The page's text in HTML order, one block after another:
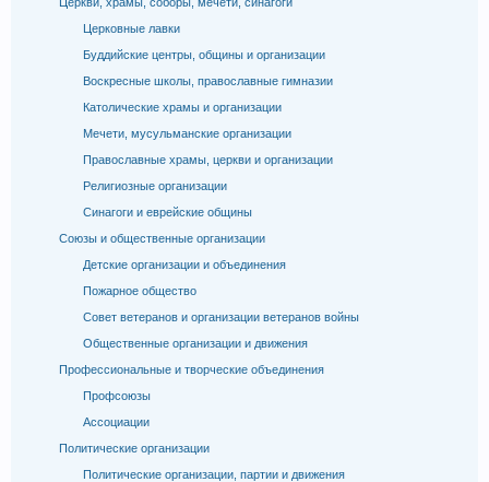
Церковные лавки
Буддийские центры, общины и организации
Воскресные школы, православные гимназии
Католические храмы и организации
Мечети, мусульманские организации
Православные храмы, церкви и организации
Религиозные организации
Синагоги и еврейские общины
Союзы и общественные организации
Детские организации и объединения
Пожарное общество
Совет ветеранов и организации ветеранов войны
Общественные организации и движения
Профессиональные и творческие объединения
Профсоюзы
Ассоциации
Политические организации
Политические организации, партии и движения